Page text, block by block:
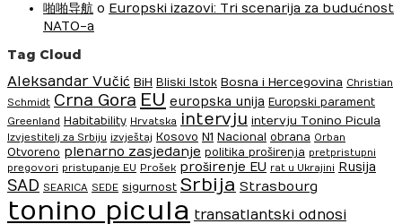
啪啪导航 o Europski izazovi: Tri scenarija za budućnost
NATO-a
Tag Cloud
Aleksandar Vučić BiH Bliski Istok Bosna i Hercegovina Christian
Schmidt Crna Gora EU europska unija Europski parament
Greenland Habitability Hrvatska intervju intervju Tonino Picula
Izvjestitelj za Srbiju izvještaj Kosovo N1 Nacional obrana Orban
Otvoreno plenarno zasjedanje politika proširenja pretpristupni
pregovori pristupanje EU Prošek proširenje EU rat u Ukrajini Rusija
SAD SEARICA SEDE sigurnost Srbija Strasbourg
tonino picula transatlantski odnosi